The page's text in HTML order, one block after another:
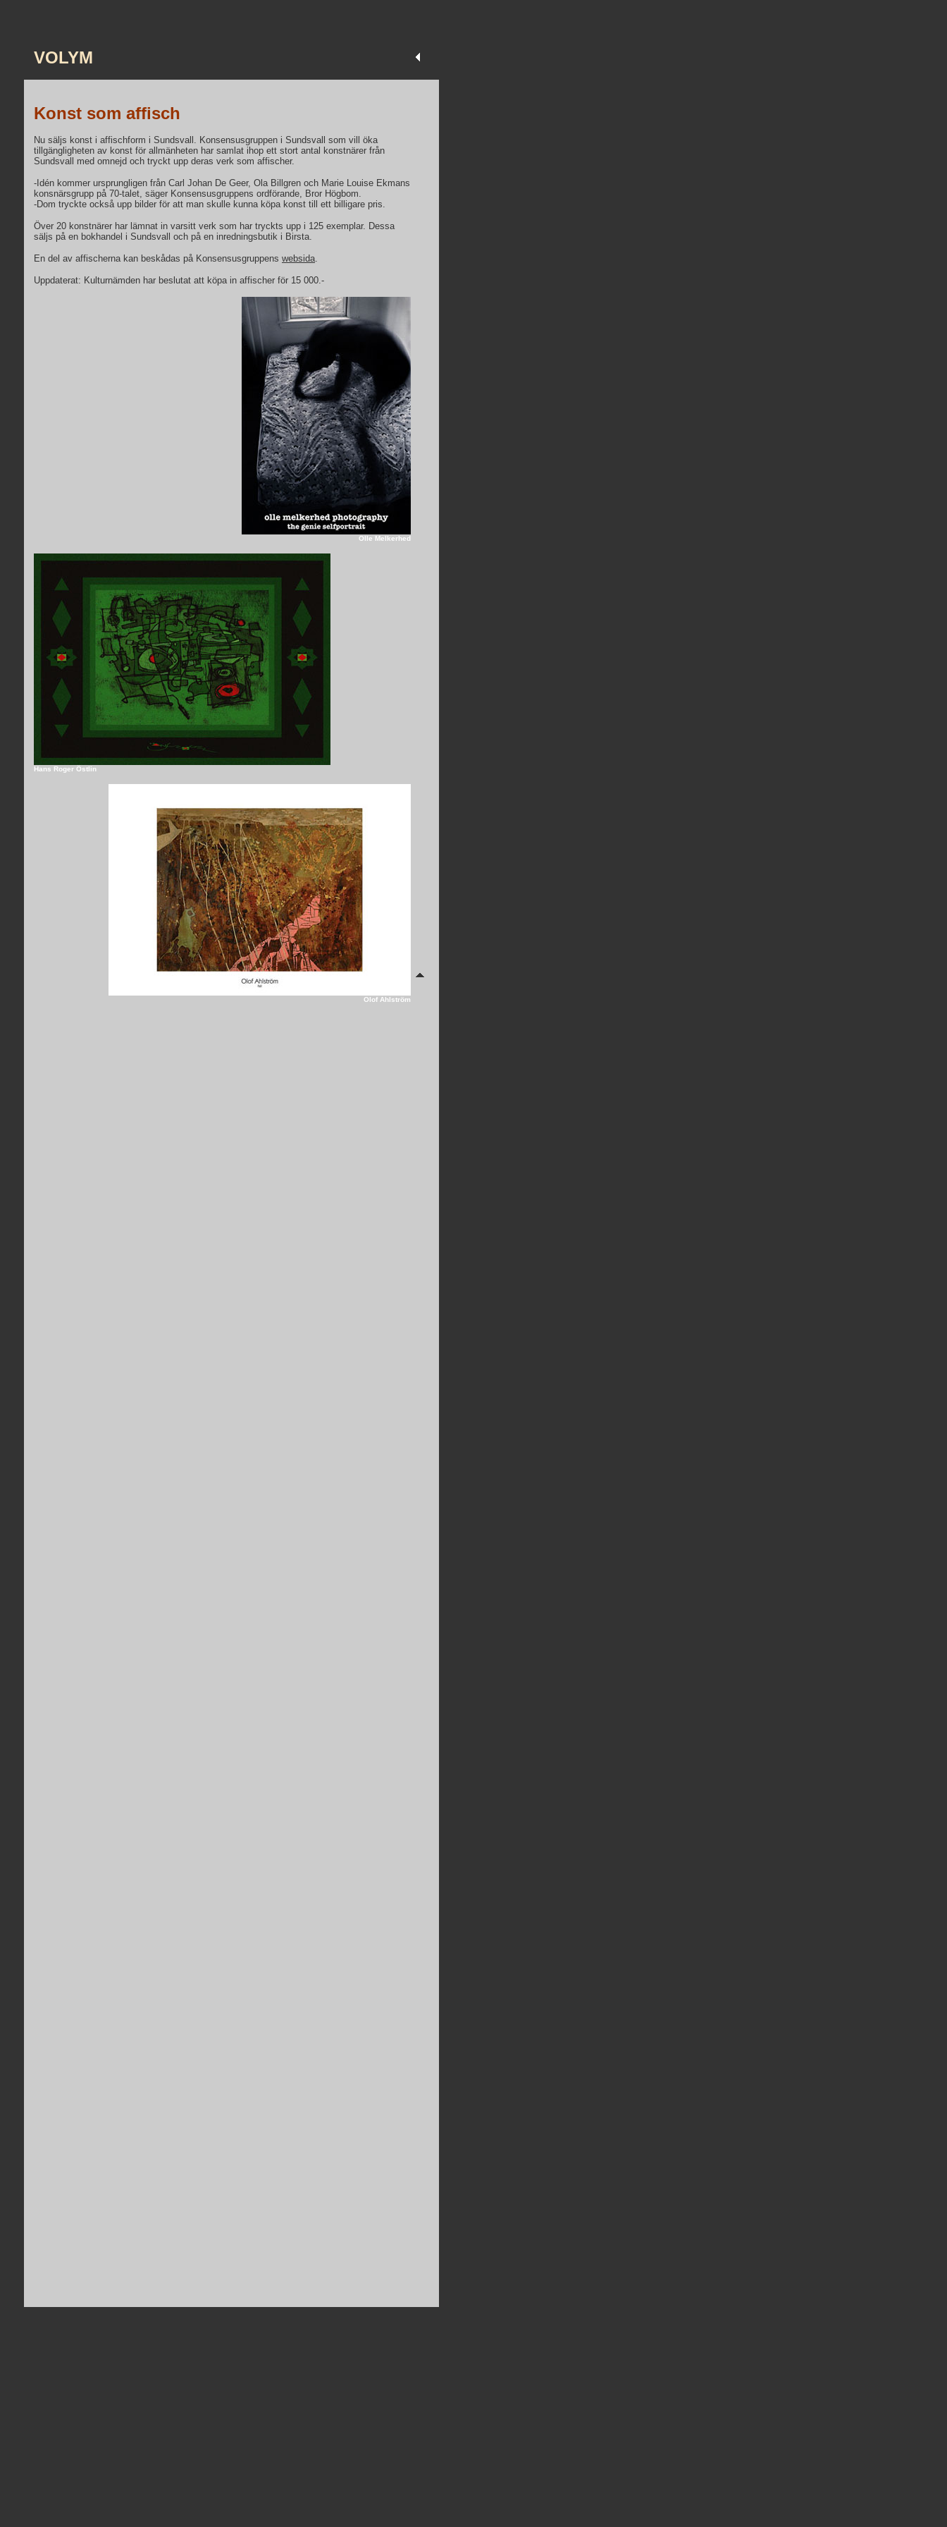
VOLYM
Konst som affisch
Nu säljs konst i affischform i Sundsvall. Konsensusgruppen i Sundsvall som vill öka
tillgängligheten av konst för allmänheten har samlat ihop ett stort antal konstnärer från
Sundsvall med omnejd och tryckt upp deras verk som affischer.
-Idén kommer ursprungligen från Carl Johan De Geer, Ola Billgren och Marie Louise Ekmans
konsnärsgrupp på 70-talet, säger Konsensusgruppens ordförande, Bror Högbom.
-Dom tryckte också upp bilder för att man skulle kunna köpa konst till ett billigare pris.
Över 20 konstnärer har lämnat in varsitt verk som har tryckts upp i 125 exemplar. Dessa
säljs på en bokhandel i Sundsvall och på en inredningsbutik i Birsta.
En del av affischerna kan beskådas på Konsensusgruppens websida.
Uppdaterat: Kulturnämden har beslutat att köpa in affischer för 15 000.-
Olle Melkerhed
Hans Roger Östlin
Olof Ahlström